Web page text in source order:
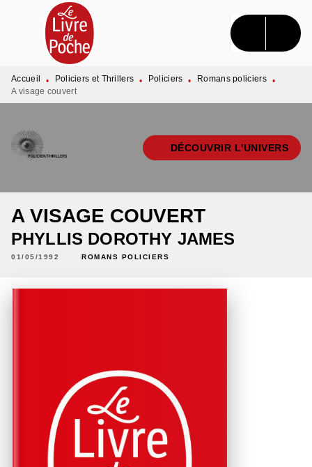
MENU RECHERCHE CONTENU
PIED DE PAGE
Accueil • Policiers et Thrillers • Policiers • Romans policiers •
A visage couvert
DÉCOUVRIR L'UNIVERS
A VISAGE COUVERT
PHYLLIS DOROTHY JAMES
01/05/1992 ROMANS POLICIERS